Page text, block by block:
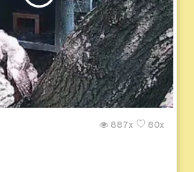
80x
887x